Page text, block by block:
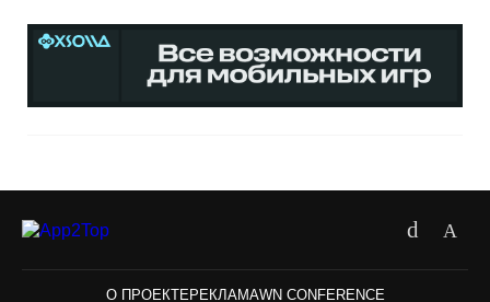
О ПРОЕКТЕРЕКЛАМАWN CONFERENCE